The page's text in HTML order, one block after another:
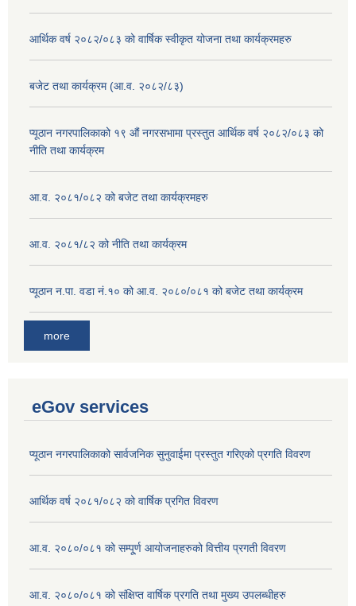
आर्थिक वर्ष २०८२/०८३ को वार्षिक स्वीकृत योजना तथा कार्यक्रमहरु
बजेट तथा कार्यक्रम (आ.व. २०८२/८३)
प्यूठान नगरपालिकाको १९ औं नगरसभामा प्रस्तुत आर्थिक वर्ष २०८२/०८३ को
नीति तथा कार्यक्रम
आ.व. २०८१/०८२ को बजेट तथा कार्यक्रमहरु
आ.व. २०८१/८२ को नीति तथा कार्यक्रम
प्यूठान न.पा. वडा नं.१० को आ.व. २०८०/०८१ को बजेट तथा कार्यक्रम
more
eGov services
प्यूठान नगरपालिकाको सार्वजनिक सुनुवाईमा प्रस्तुत गरिएको प्रगति विवरण
आर्थिक वर्ष २०८१/०८२ को वार्षिक प्रगित विवरण
आ.व. २०८०/०८१ को सम्पू्र्ण आयोजनाहरुको वित्तीय प्रगती विवरण
आ.व. २०८०/०८१ को संक्षिप्त वार्षिक प्रगति तथा मुख्य उपलब्धीहरु